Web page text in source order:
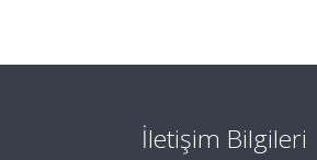
İletişim Bilgileri